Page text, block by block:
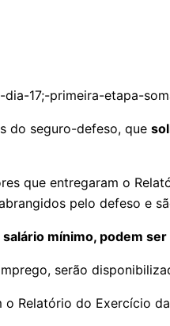
do seguro-defeso, que
que entregaram o
pelo defeso e
mínimo, podem
serão
o Relatório do Exercício